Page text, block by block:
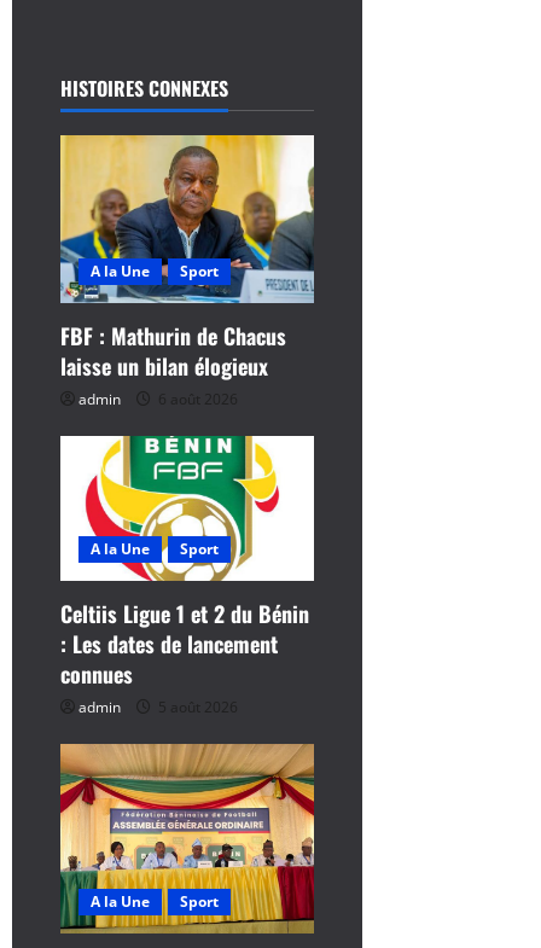
n
d
a
r
t
i
c
HISTOIRES CONNEXES
A la Une Sport
FBF : Mathurin de Chacus
laisse un bilan élogieux
admin 6 août 2026
A la Une Sport
Celtiis Ligue 1 et 2 du Bénin
: Les dates de lancement
connues
admin 5 août 2026
A la Une Sport